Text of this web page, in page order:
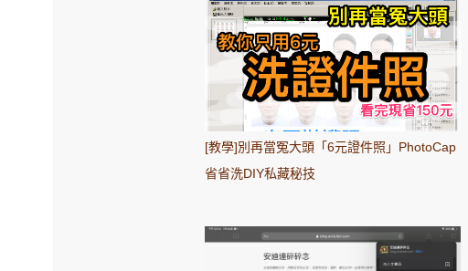
[教學]別再當冤大頭「6元證件照」PhotoCap
省省洗DIY私藏秘技